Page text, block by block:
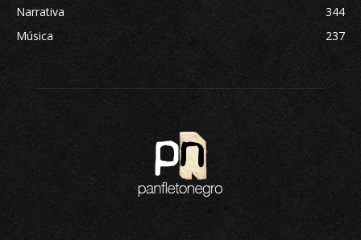
Narrativa
344
Música
237